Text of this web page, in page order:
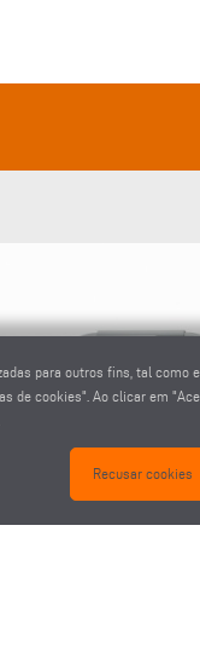
para outros fins, tal como
de cookies". Ao clicar em
Recusar cookies